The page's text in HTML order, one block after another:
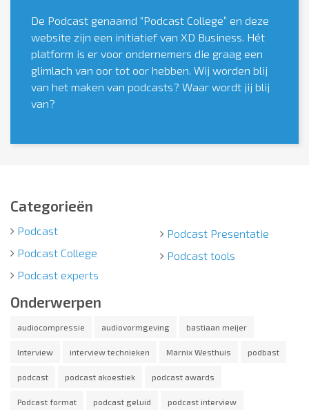
De Podcast genaamd “Podcast College” en deze
website zijn een initiatief van XD Business. Hét
platform is er voor ondernemers die graag een
glimlach van oor tot oor hebben. Wij worden blij
van het maken van podcasts? Waar wordt jij blij
van?
Categorieën
Podcast
Podcast College
Podcast experts
Podcast Presentatie
Podcast tools
Onderwerpen
audiocompressie audiovormgeving bastiaan meijer
Interview interview technieken Marnix Westhuis podbast
podcast podcast akoestiek podcast awards
Podcast format podcast geluid podcast interview